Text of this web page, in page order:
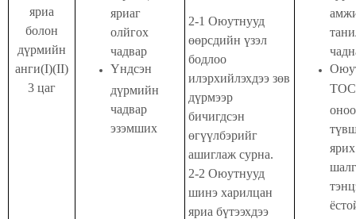
яриа
болон
дүрмийн
анги(I)(II)
3 цаг
яриаг
олйгох
чадвар
Үндсэн
дүрмийн
чадвар
эзэмших
2-1 Оюутнууд
өөрсдийн үзэл
бодлоо
илэрхийлэхдээ зөв
дүрмээр
бичигдсэн
өгүүлбэрийг
ашиглаж сурна.
2-2 Оюутнууд
шинэ харилцан
яриа бүтээхдээ
ярих